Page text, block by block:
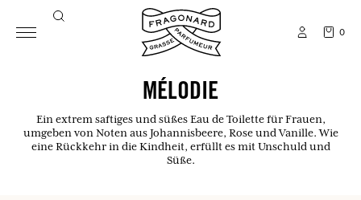
0
MÉLODIE
Ein extrem saftiges und süßes Eau de Toilette für Frauen,
umgeben von Noten aus Johannisbeere, Rose und Vanille. Wie
eine Rückkehr in die Kindheit, erfüllt es mit Unschuld und
Süße.